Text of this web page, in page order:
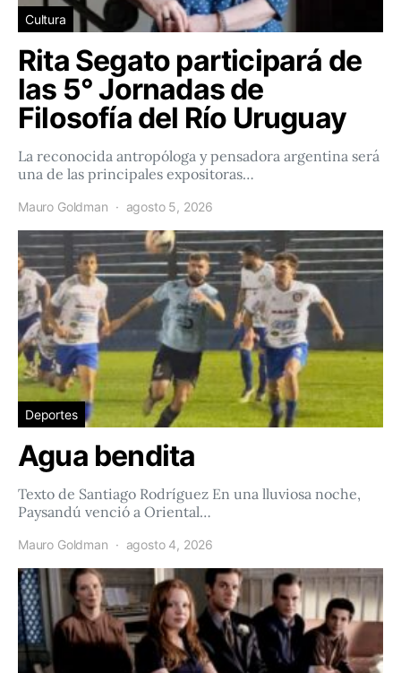
Cultura
Rita Segato participará de
las 5° Jornadas de
Filosofía del Río Uruguay
La reconocida antropóloga y pensadora argentina será
una de las principales expositoras…
Mauro Goldman agosto 5, 2026
Deportes
Agua bendita
Texto de Santiago Rodríguez En una lluviosa noche,
Paysandú venció a Oriental…
Mauro Goldman agosto 4, 2026